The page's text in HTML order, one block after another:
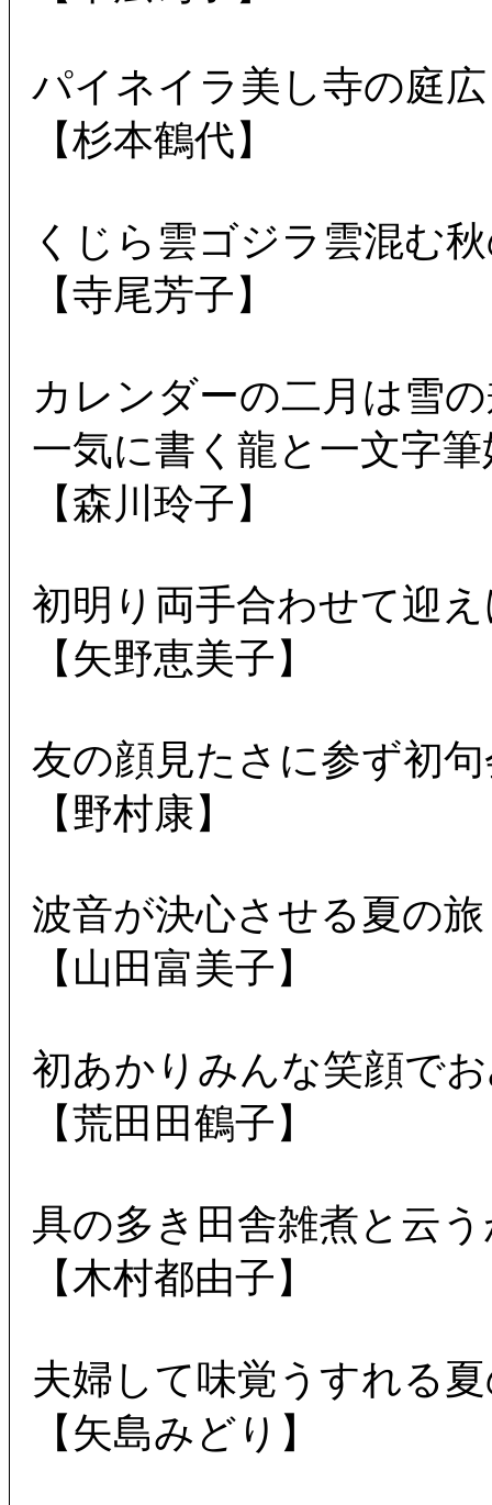
パイネイラ美し寺の庭
【杉本鶴代】
くじら雲ゴジラ雲混む
【寺尾芳子】
カレンダーの二月は雪
一気に書く龍と一文字筆
【森川玲子】
初明り両手合わせて迎
【矢野恵美子】
友の顔見たさに参ず初
【野村康】
波音が決心させる夏の旅
【山田富美子】
初あかりみんな笑顔で
【荒田田鶴子】
具の多き田舎雑煮と云
【木村都由子】
夫婦して味覚うすれる
【矢島みどり】